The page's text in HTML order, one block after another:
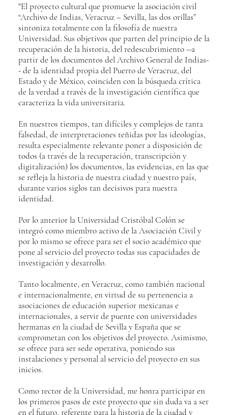
"El proyecto cultural que promueve la asociación civil
“Archivo de Indias, Veracruz – Sevilla, las dos orillas”
sintoniza totalmente con la filosofía de nuestra
Universidad. Sus objetivos que parten del principio de la
recuperación de la historia, del redescubrimiento --a
partir de los documentos del Archivo General de Indias-
- de la identidad propia del Puerto de Veracruz, del
Estado y de México, coinciden con la búsqueda crítica
de la verdad a través de la investigación científica que
caracteriza la vida universitaria.
En nuestros tiempos, tan difíciles y complejos de tanta
falsedad, de interpretaciones teñidas por las ideologías,
resulta especialmente relevante poner a disposición de
todos (a través de la recuperación, transcripción y
digitalización) los documentos, las evidencias, en las que
se refleja la historia de nuestra ciudad y nuestro país,
durante varios siglos tan decisivos para nuestra
identidad.
Por lo anterior la Universidad Cristóbal Colón se
integró como miembro activo de la Asociación Civil y
por lo mismo se ofrece para ser el socio académico que
pone al servicio del proyecto todas sus capacidades de
investigación y desarrollo.
Tanto localmente, en Veracruz, como también nacional
e internacionalmente, en virtud de su pertenencia a
asociaciones de educación superior mexicanas e
internacionales, a servir de puente con universidades
hermanas en la ciudad de Sevilla y España que se
comprometan con los objetivos del proyecto. Asimismo,
se ofrece para ser sede operativa, poniendo sus
instalaciones y personal al servicio del proyecto en sus
inicios.
Como rector de la Universidad, me honra participar en
los primeros pasos de este proyecto que sin duda va a ser
en el futuro, referente para la historia de la ciudad y